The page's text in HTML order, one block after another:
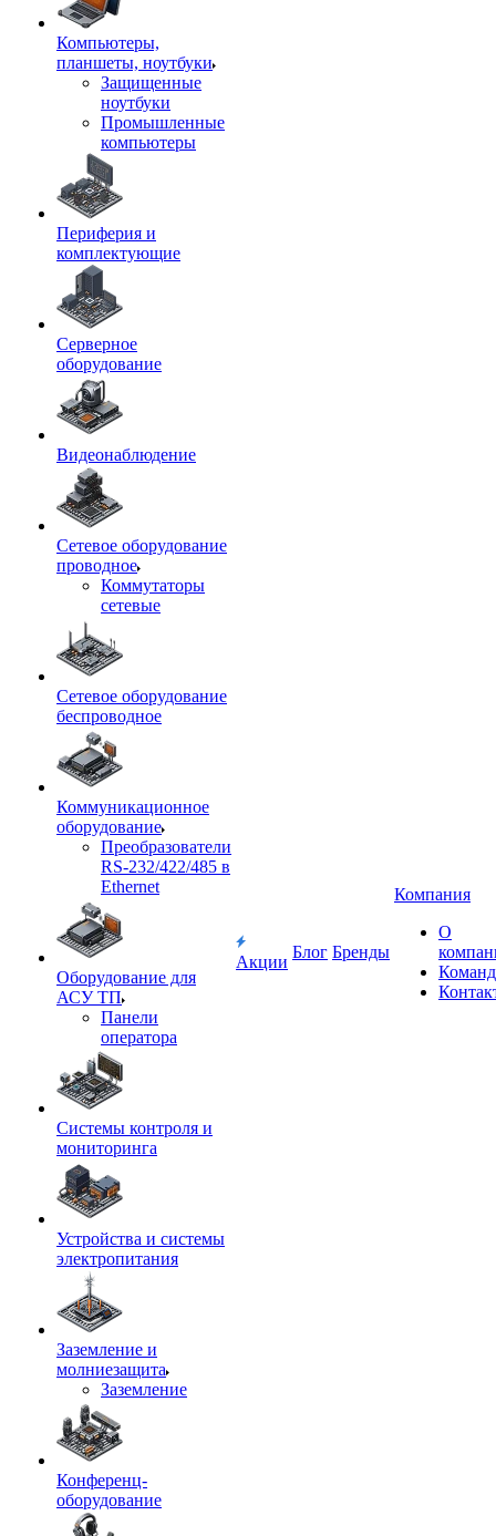
Компьютеры,
планшеты, ноутбуки
Защищенные
ноутбуки
Промышленные
компьютеры
Периферия и
комплектующие
Серверное
оборудование
Видеонаблюдение
Сетевое оборудование
проводное
Коммутаторы
сетевые
Сетевое оборудование
беспроводное
Коммуникационное
оборудование
Преобразователи
RS-232/422/485 в
Ethernet
Оборудование для
АСУ ТП
Панели
оператора
Системы контроля и
мониторинга
Устройства и системы
электропитания
Заземление и
молниезащита
Заземление
Конференц-
оборудование
Акции
Блог Бренды
Компания
О